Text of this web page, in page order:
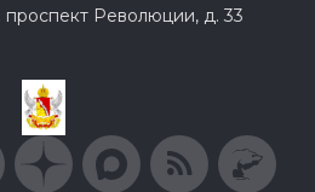
проспект Революции, д. 33